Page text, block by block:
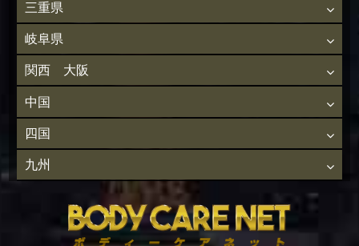
三重県
岐阜県
関西 大阪
中国
四国
九州